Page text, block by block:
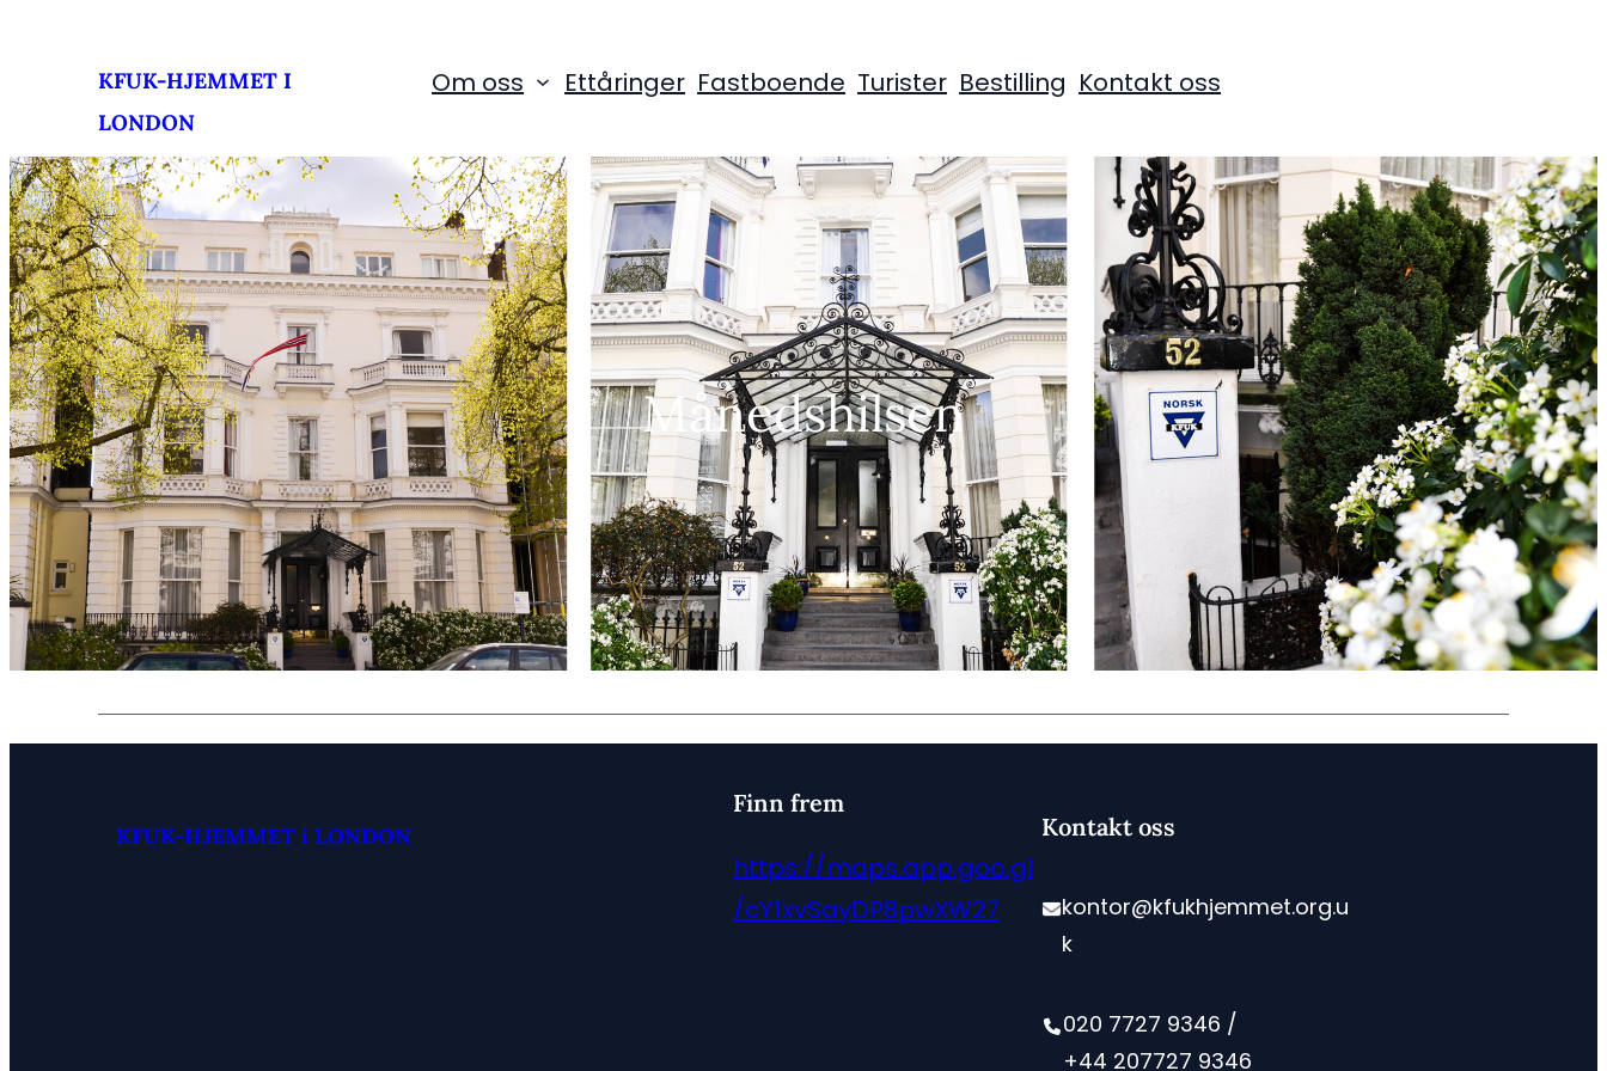
content
KFUK-HJEMMET I
LONDON
Om oss Ettåringer Fastboende Turister Bestilling Kontakt oss
Månedshilsen
KFUK-HJEMMET i LONDON
Finn frem
https://maps.app.goo.gl
/cY1xvSayDP8pwXW27
Kontakt oss
kontor@kfukhjemmet.org.u
k
020 7727 9346 /
+44 207727 9346